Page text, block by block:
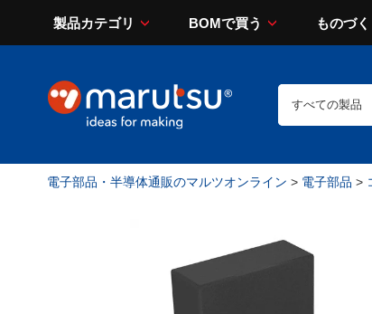
製品カテゴリ BOMで買う ものづ
電子部品・半導体通販のマルツオンライン > 電子部品 >